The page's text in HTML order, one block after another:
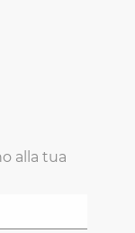
alla tua